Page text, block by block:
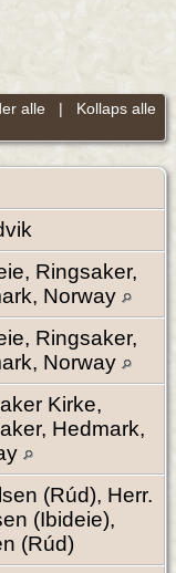
alle | Kollaps alle
Ringsaker,
Norway
Ringsaker,
Norway
Kirke,
Hedmark,
(Rúd), Herr.
(Ibideie),
(Rúd)